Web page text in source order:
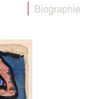
Biographie